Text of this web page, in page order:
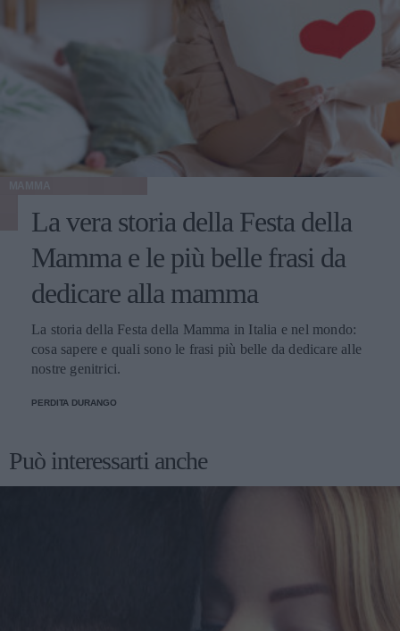
La vera storia della Festa della
Mamma e le più belle frasi da
dedicare alla mamma
La storia della Festa della Mamma in Italia e nel mondo:
cosa sapere e quali sono le frasi più belle da dedicare alle
nostre genitrici.
PERDITA DURANGO
Può interessarti anche